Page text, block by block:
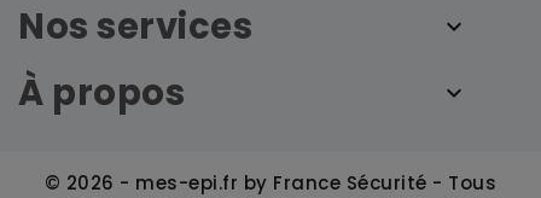
Nos services
À propos
© 2026 - mes-epi.fr by France Sécurité - Tous